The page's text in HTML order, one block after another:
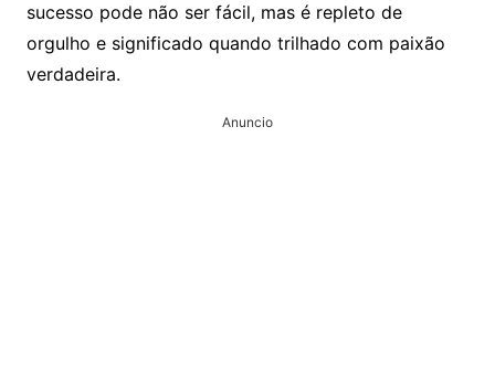
sucesso pode não ser fácil, mas é repleto de
orgulho e significado quando trilhado com paixão
verdadeira.
Anuncio